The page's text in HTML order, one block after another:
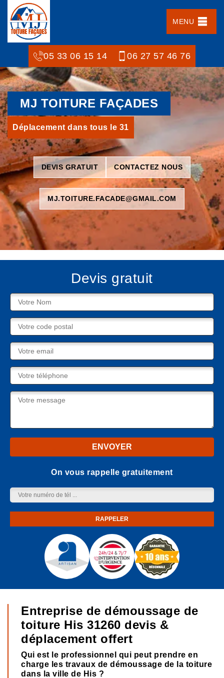
MENU
05 33 06 15 14 06 27 57 46 76
MJ TOITURE FAÇADES
Déplacement dans tous le 31
DEVIS GRATUIT CONTACTEZ NOUS
MJ.TOITURE.FACADE@GMAIL.COM
Devis gratuit
On vous rappelle gratuitement
Entreprise de démoussage de
toiture His 31260 devis &
déplacement offert
Qui est le professionnel qui peut prendre en
charge les travaux de démoussage de la toiture
dans la ville de His ?